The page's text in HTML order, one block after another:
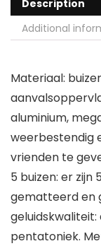
Description
Additional
Materiaal:
aluminium,
weerbestendig
vrienden te
5 buizen: er zijn
gematteerd en
pentatoniek.